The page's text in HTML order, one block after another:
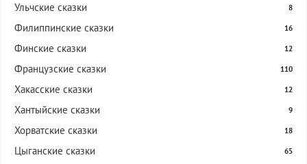
Ульчские сказки 8
Филиппинские сказки 16
Финские сказки 12
Французские сказки 110
Хакасские сказки 12
Хантыйские сказки 9
Хорватские сказки 18
Цыганские сказки 65